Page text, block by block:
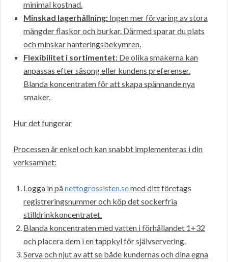
minimal kostnad.
Minskad lagerhållning: Ingen mer förvaring av stora
mängder flaskor och burkar. Därmed sparar du plats
och minskar hanteringsbekymren.
Flexibilitet i sortimentet: De olika smakerna kan
anpassas efter säsong eller kundens preferenser.
Blanda koncentraten för att skapa spännande nya
smaker.
Hur det fungerar
Processen är enkel och kan snabbt implementeras i din
verksamhet:
Logga in pånettogrossisten.semed ditt företags
registreringsnummer och köp det sockerfria
stilldrinkkoncentratet.
Blanda koncentraten med vatten i förhållandet 1+32
och placera dem i en tappkyl för självservering.
Serva och njut av att se både kundernas och dina egna